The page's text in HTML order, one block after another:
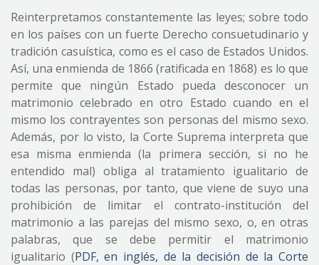
Reinterpretamos constantemente las leyes; sobre todo
en los países con un fuerte Derecho consuetudinario y
tradición casuística, como es el caso de Estados Unidos.
Así, una enmienda de 1866 (ratificada en 1868) es lo que
permite que ningún Estado pueda desconocer un
matrimonio celebrado en otro Estado cuando en el
mismo los contrayentes son personas del mismo sexo.
Además, por lo visto, la Corte Suprema interpreta que
esa misma enmienda (la primera sección, si no he
entendido mal) obliga al tratamiento igualitario de
todas las personas, por tanto, que viene de suyo una
prohibición de limitar el contrato-institución del
matrimonio a las parejas del mismo sexo, o, en otras
palabras, que se debe permitir el matrimonio
igualitario (PDF, en inglés, de la decisión de la Corte